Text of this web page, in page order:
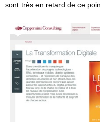
sont très en retard de ce